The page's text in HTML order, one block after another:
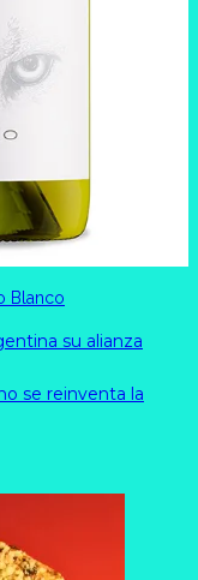
Blanco
su alianza
se reinventa la